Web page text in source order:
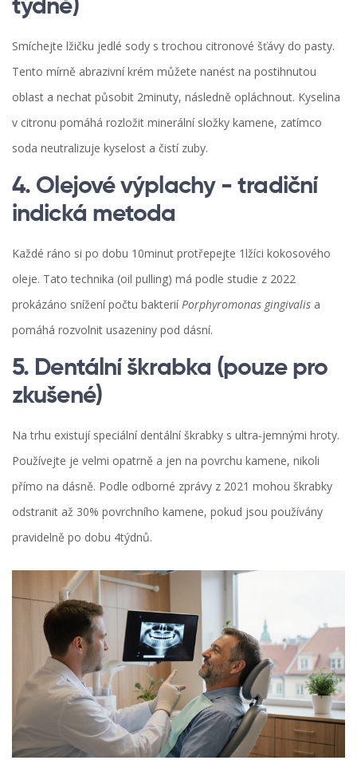
týdně)
Smíchejte lžičku jedlé sody s trochou citronové šťávy do pasty.
Tento mírně abrazivní krém můžete nanést na postihnutou
oblast a nechat působit 2minuty, následně opláchnout. Kyselina
v citronu pomáhá rozložit minerální složky kamene, zatímco
soda neutralizuje kyselost a čistí zuby.
4. Olejové výplachy - tradiční
indická metoda
Každé ráno si po dobu 10minut protřepejte 1lžíci kokosového
oleje. Tato technika (oil pulling) má podle studie z 2022
prokázáno snížení počtu bakteriíPorphyromonas gingivalis a
pomáhá rozvolnit usazeniny pod dásní.
5. Dentální škrabka (pouze pro
zkušené)
Na trhu existují speciální dentální škrabky s ultra‑jemnými hroty.
Používejte je velmi opatrně a jen na povrchu kamene, nikoli
přímo na dásně. Podle odborné zprávy z 2021 mohou škrabky
odstranit až 30% povrchního kamene, pokud jsou používány
pravidelně po dobu 4týdnů.